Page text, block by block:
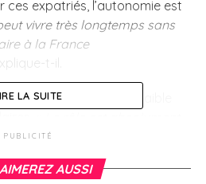
ces expatriés, l’autonomie est
vivre très longtemps sans
à la France
t-il.
contribue à la faible
Bourgoin
de la zone sollicitent
face à des murs
LA SUITE
PUBLICITÉ
AUSSI